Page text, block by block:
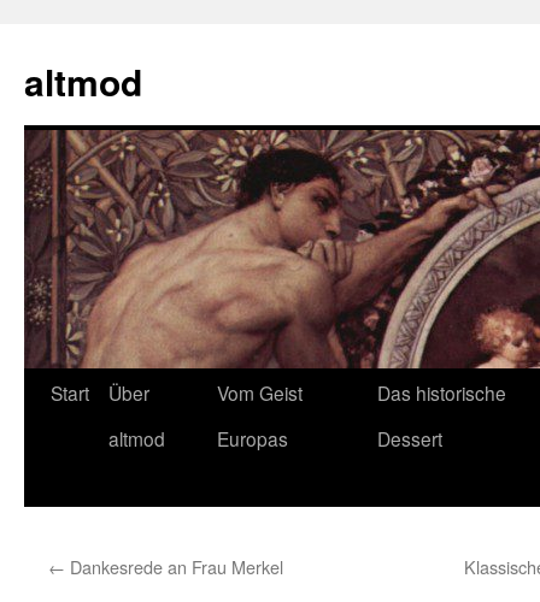
springen
altmod
Start
Über
altmod
Vom Geist
Europas
Das historische
Dessert
← Dankesrede an Frau Merkel